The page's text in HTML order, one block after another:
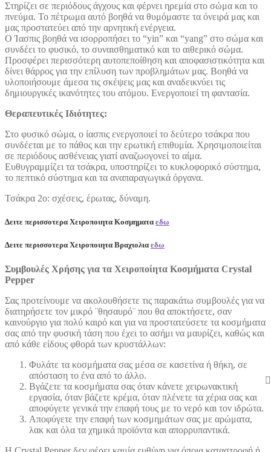
Στηρίζει σε περιόδους άγχους και φέρνει ηρεμία στο σώμα και το
πνεύμα. Το πέτρωμα αυτό βοηθά να θυμόμαστε τα όνειρά μας και
μας προστατεύει από την αρνητική ενέργεια.
Ο Ίασπις βοηθά να ισορροπήσει το “yin” και “yang” στο σώμα και
συνδέει το φυσικό, το συναισθηματικό και το αιθερικό σώμα.
Προσφέρει περισσότερη αυτοπεποίθηση και αποφασιστικότητα και
δίνει θάρρος για την επίλυση των προβλημάτων μας. Βοηθά να
υλοποιήσουμε άμεσα τις σκέψεις μας και αναδεικνύει τις
δημιουργικές ικανότητες του ατόμου. Ενεργοποιεί τη φαντασία.
Θεραπευτικές Ιδιότητες:
Στο φυσικό σώμα, ο ίασπις ενεργοποιεί το δεύτερο τσάκρα που
συνδέεται με το πάθος και την ερωτική επιθυμία. Χρησιμοποιείται
σε περιόδους ασθένειας γιατί αναζωογονεί το αίμα.
Ευθυγραμμίζει τα τσάκρα, υποστηρίζει το κυκλοφορικό σύστημα,
το πεπτικό σύστημα και τα αναπαραγωγικά όργανα.
Τσάκρα 2ο: σχέσεις, έρωτας, δύναμη.
Δειτε περισσοτερα Χειροποιητα Κοσμηματα εδω
Δειτε περισσοτερα Χειροποιητα Βραχιολια εδω
Συμβουλές Χρήσης για τα Χειροποίητα Κοσμήματα Crystal
Pepper
Σας προτείνουμε να ακολουθήσετε τις παρακάτω συμβουλές για να
διατηρήσετε τον μικρό ¨θησαυρό¨ που θα αποκτήσετε, σαν
καινούργιο για πολύ καιρό και για να προστατεύσετε τα κοσμήματα
σας από την φυσική τάση που έχει το ασήμι να μαυρίζει, καθώς και
από κάθε είδους φθορά των κρυστάλλων:
Φυλάτε τα κοσμήματα σας μέσα σε κασετίνα ή θήκη, σε
απόσταση το ένα από το άλλο.
Βγάζετε τα κοσμήματα σας όταν κάνετε χειρωνακτική
εργασία, όταν βάζετε κρέμα, όταν πλένετε τα χέρια σας και
αποφύγετε γενικά την επαφή τους με το νερό και τον ιδρώτα.
Αποφύγετε την επαφή των κοσμημάτων σας με αρώματα,
λακ και όλα τα χημικά προϊόντα και απορρυπαντικά.